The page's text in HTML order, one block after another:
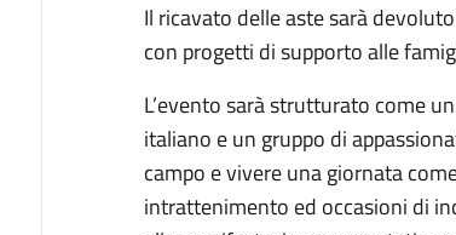
Il ricavato delle aste sarà
con progetti di supporto alle
L’evento sarà strutturato come
italiano e un gruppo di
campo e vivere una giornata
intrattenimento ed occasioni di